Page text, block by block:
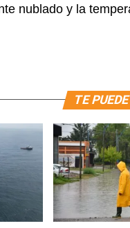
nublado y la
TE